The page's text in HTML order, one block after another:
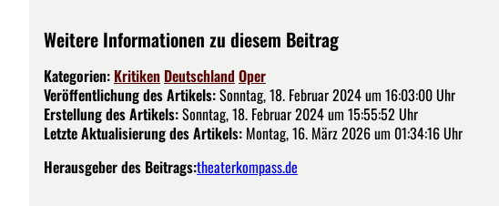
Weitere Informationen zu diesem Beitrag
Kategorien: Kritiken Deutschland Oper
Veröffentlichung des Artikels:Sonntag, 18. Februar 2024 um 16:03:00 Uhr
Erstellung des Artikels:Sonntag, 18. Februar 2024 um 15:55:52 Uhr
Letzte Aktualisierung des Artikels: Montag, 16. März 2026 um 01:34:16 Uhr
Herausgeber des Beitrags:theaterkompass.de